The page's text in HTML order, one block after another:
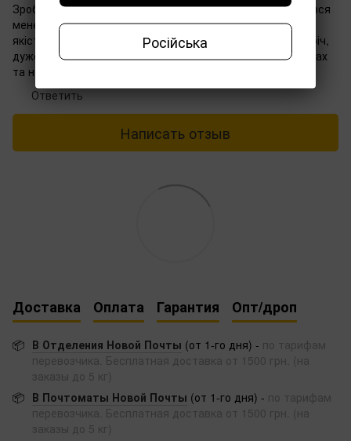
Зробила замовлення та за лічені хвилини зі мною зв'язався
менеджер, це рівень. Ножиці просто прекрасно ріжуть,
якість лез чудове. Зараз в період зелені дуже потрібна річ,
дуже чудово подрібнює, та тепер не залишається на руках
та на дощечці залишки.
Ответить
Написать отзыв
Доставка Оплата Гарантия Опт/дроп
📦 В Отделения Новой Почты (от 1-го дня) - по тарифам
перевозчика. Бесплатная доставка от 1500 грн. (на
заказы до 5 кг)
📦 В Почтоматы Новой Почты (от 1-го дня) - по тарифам
перевозчика. Бесплатная доставка от 1500 грн. (на
заказы до 5 кг)
Російська